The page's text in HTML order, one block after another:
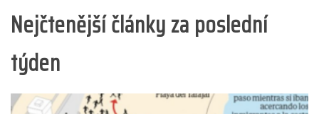
Nejčtenější články za poslední
týden